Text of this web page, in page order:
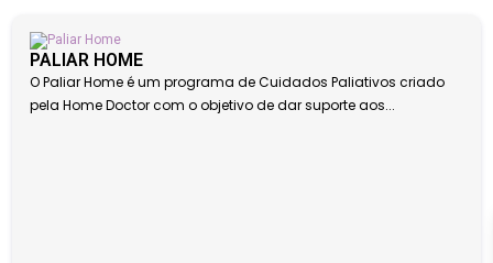
PALIAR HOME
O Paliar Home é um programa de Cuidados Paliativos criado
pela Home Doctor com o objetivo de dar suporte aos...